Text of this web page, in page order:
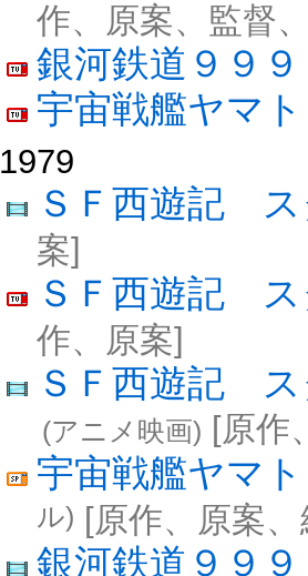
作、原案、監督
銀河鉄道９９９
宇宙戦艦ヤマ
1979
ＳＦ西遊記 ス
案]
ＳＦ西遊記
作、原案]
ＳＦ西遊記
(アニメ映画) [原作
宇宙戦艦ヤマ
ル) [原作、原案
銀河鉄道９９９